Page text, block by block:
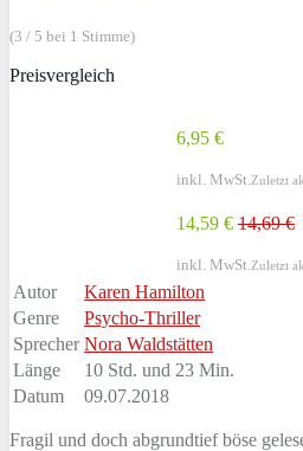
(3 / 5 bei 1 Stimme)
Preisvergleich
6,95 €
inkl. MwSt. Zuletzt
14,59 € 14,69 €
inkl. MwSt. Zuletzt
Autor
Karen Hamilton
Genre
Psycho-Thriller
Sprecher Nora Waldstätten
Länge
10 Std. und 23 Min.
Datum
09.07.2018
Fragil und doch abgrundtief böse